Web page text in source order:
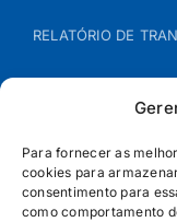
Para fornecer as
cookies para
consentimento para
como comportamento
RELATÓRIO DE
POLÍTICA DE
POLÍTICA DE